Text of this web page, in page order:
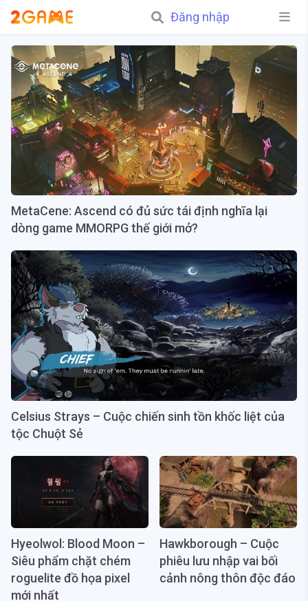
Đăng nhập
MetaCene: Ascend có đủ sức tái định nghĩa lại
dòng game MMORPG thế giới mở?
Celsius Strays – Cuộc chiến sinh tồn khốc liệt của
tộc Chuột Sẻ
Hyeolwol: Blood Moon –
Siêu phẩm chặt chém
roguelite đồ họa pixel
mới nhất
Hawkborough – Cuộc
phiêu lưu nhập vai bối
cảnh nông thôn độc đáo